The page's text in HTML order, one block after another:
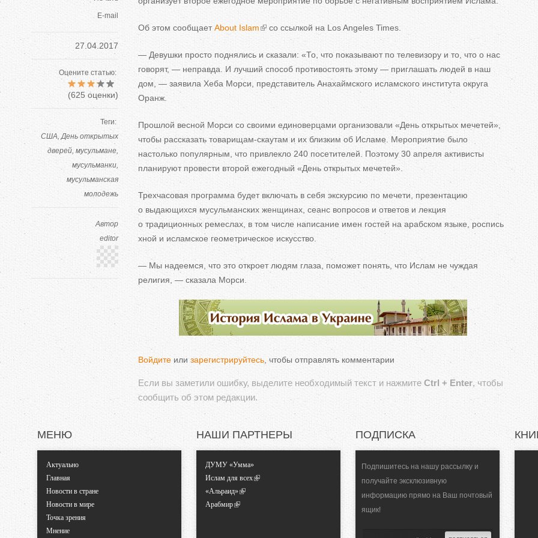
E-mail
27.04.2017
Оцените статью:
(625 оценки)
Теги:
CША День открытых
дверей мусульмане
мусульманки
мусульманская
молодежь
Автор
editor
Об этом сообщаетAbout Islam со ссылкой на Los Angeles Times.
— Девушки просто поднялись и сказали: «То, что показывают по телевизору и то, что о нас
говорят, — неправда. И лучший способ противостоять этому — приглашать людей в наш
дом, — заявила Хеба Морси, представитель Анахаймского исламского института округа
Оранж.
Прошлой весной Морси со своими единоверцами организовали «День открытых мечетей»,
чтобы рассказать товарищам-скаутам и их близким об Исламе. Мероприятие было
настолько популярным, что привлекло 240 посетителей. Поэтому 30 апреля активисты
планируют провести второй ежегодный «День открытых мечетей»
Трехчасовая программа будет включать в себя экскурсию по мечети, презентацию
о выдающихся мусульманских женщинах, сеанс вопросов и ответов и лекция
о традиционных ремеслах, в том числе написание имен гостей на арабском языке, роспись
хной и исламское геометрическое искусство.
— Мы надеемся, что это откроет людям глаза, поможет понять, что Ислам не чуждая
религия, — сказала Морси.
Войдите илизарегистрируйтесь , чтобы отправлять комментарии
Если вы заметили ошибку, выделите необходимый текст и нажмите Ctrl + Enter, чтобы
сообщить об этом редакции.
ь
е
а
к
МЕНЮ
Актуально
Главная
Новости в стране
Новости в мире
Точка зрения
Мнение
НАШИ ПАРТНЕРЫ
ДУМУ «Умма»
Ислам для всех
«Альраид»
Арабмир
ПОДПИСКА
Подпишитесь на нашу рассылку и
получайте эксклюзивную
информацию прямо на Ваш почтовый
ящик!